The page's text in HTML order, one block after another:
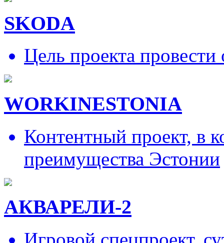
SKODA
Цель проекта провести
WORKINESTONIA
Контентный проект, в
преимущества Эстонии
АКВАРЕЛИ-2